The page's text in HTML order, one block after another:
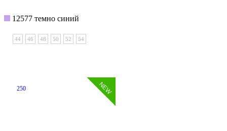
12577 темно синий
44 46 48 50 52 54
250